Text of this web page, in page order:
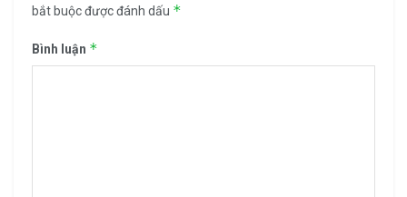
bắt buộc được đánh dấu *
Bình luận *